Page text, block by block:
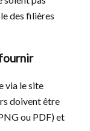
des filières
via le site
doivent être
ou PDF) et